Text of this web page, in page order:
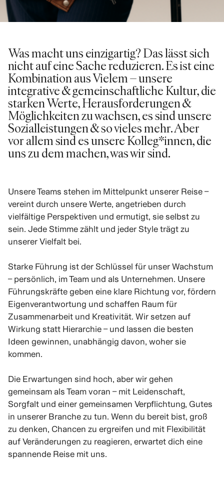
Was macht uns einzigartig? Das lässt sich
nicht auf eine Sache reduzieren. Es ist eine
Kombination aus Vielem – unsere
integrative & gemeinschaftliche Kultur, die
starken Werte, Herausforderungen &
Möglichkeiten zu wachsen, es sind unsere
Sozialleistungen & so vieles mehr. Aber
vor allem sind es unsere Kolleg*innen, die
uns zu dem machen, was wir sind.
Unsere Teams stehen im Mittelpunkt unserer Reise –
vereint durch unsere Werte, angetrieben durch
vielfältige Perspektiven und ermutigt, sie selbst zu
sein. Jede Stimme zählt und jeder Style trägt zu
unserer Vielfalt bei.
Starke Führung ist der Schlüssel für unser Wachstum
– persönlich, im Team und als Unternehmen. Unsere
Führungskräfte geben eine klare Richtung vor, fördern
Eigenverantwortung und schaffen Raum für
Zusammenarbeit und Kreativität. Wir setzen auf
Wirkung statt Hierarchie – und lassen die besten
Ideen gewinnen, unabhängig davon, woher sie
kommen.
Die Erwartungen sind hoch, aber wir gehen
gemeinsam als Team voran – mit Leidenschaft,
Sorgfalt und einer gemeinsamen Verpflichtung, Gutes
in unserer Branche zu tun. Wenn du bereit bist, groß
zu denken, Chancen zu ergreifen und mit Flexibilität
auf Veränderungen zu reagieren, erwartet dich eine
spannende Reise mit uns.